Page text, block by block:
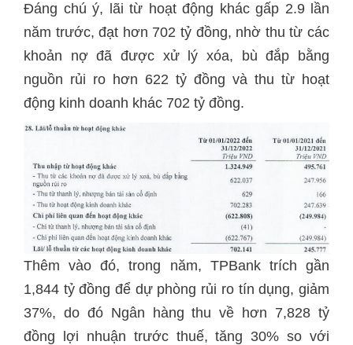
Đáng chú ý, lãi từ hoạt động khác gấp 2.9 lần
năm trước, đạt hơn 702 tỷ đồng, nhờ thu từ các
khoản nợ đã được xử lý xóa, bù đắp bằng
nguồn rủi ro hơn 622 tỷ đồng và thu từ hoạt
động kinh doanh khác 702 tỷ đồng.
Thêm vào đó, trong năm, TPBank trích gần
1,844 tỷ đồng để dự phòng rủi ro tín dụng, giảm
37%, do đó Ngân hàng thu về hơn 7,828 tỷ
đồng lợi nhuận trước thuế, tăng 30% so với